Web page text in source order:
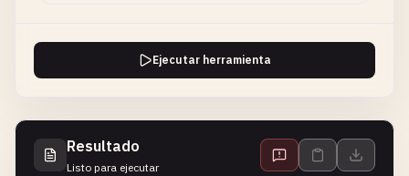
Ejecutar herramienta
Resultado
Listo para ejecutar